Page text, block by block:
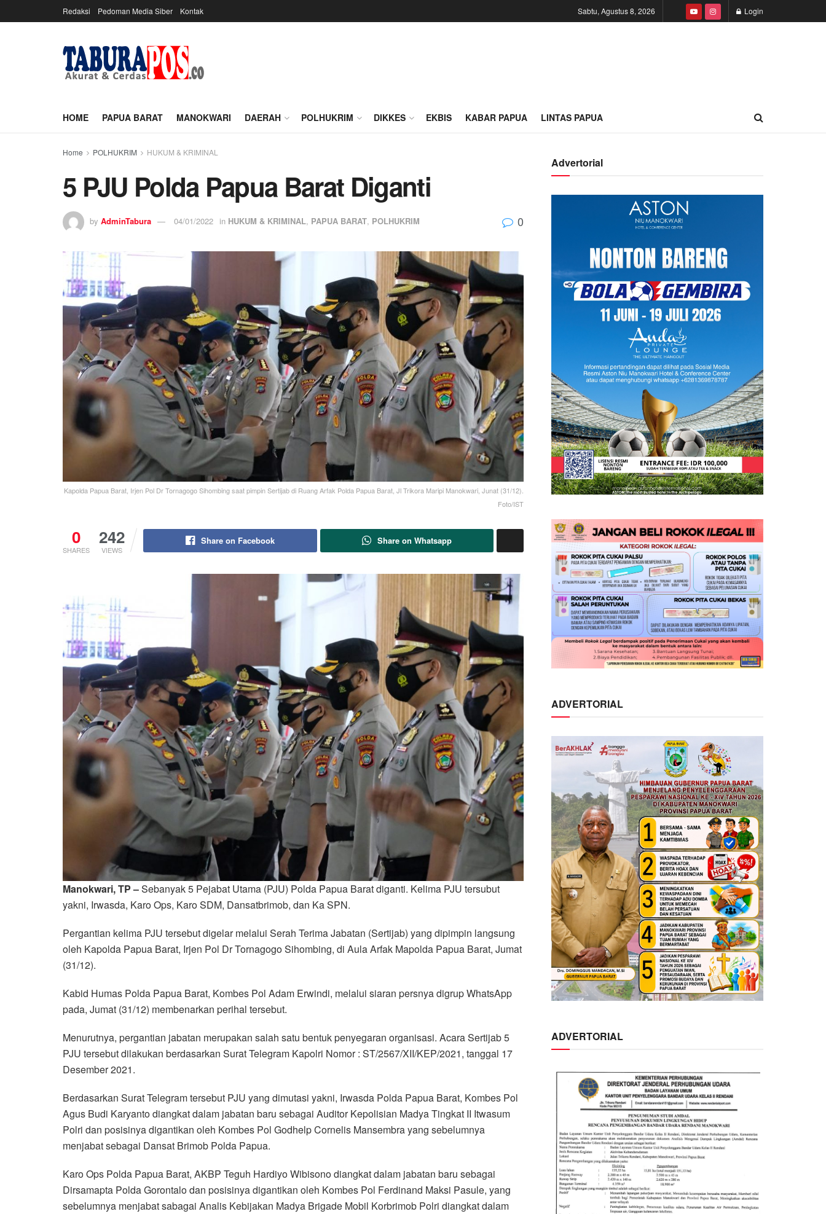
Redaksi Pedoman Media Siber Kontak Sabtu, Agustus 8, 2026 Login
HOME PAPUA BARAT MANOKWARI DAERAH POLHUKRIM DIKKES EKBIS KABAR PAPUA LINTAS PAPUA
Home POLHUKRIM HUKUM & KRIMINAL
5 PJU Polda Papua Barat Diganti
by AdminTabura 04/01/2022 in HUKUM & KRIMINAL, PAPUA BARAT, POLHUKRIM 0
Kapolda Papua Barat, Irjen Pol Dr Tornagogo Sihombing saat pimpin Sertijab di Ruang Arfak Polda Papua Barat, Jl Trikora Maripi Manokwari, Junat (31/12).
Foto/IST
0
SHARES
242
VIEWS
Share on Facebook Share on Whatsapp
Manokwari, TP –Sebanyak 5 Pejabat Utama (PJU) Polda Papua Barat diganti. Kelima PJU tersubut
yakni, Irwasda, Karo Ops, Karo SDM, Dansatbrimob, dan Ka SPN.
Pergantian kelima PJU tersebut digelar melalui Serah Terima Jabatan (Sertijab) yang dipimpin langsung
oleh Kapolda Papua Barat, Irjen Pol Dr Tornagogo Sihombing, di Aula Arfak Mapolda Papua Barat, Jumat
(31/12).
Kabid Humas Polda Papua Barat, Kombes Pol Adam Erwindi, melalui siaran persnya digrup WhatsApp
pada, Jumat (31/12) membenarkan perihal tersebut.
Menurutnya, pergantian jabatan merupakan salah satu bentuk penyegaran organisasi. Acara Sertijab 5
PJU tersebut dilakukan berdasarkan Surat Telegram Kapolri Nomor : ST/2567/XII/KEP/2021, tanggal 17
Desember 2021.
Berdasarkan Surat Telegram tersebut PJU yang dimutasi yakni, Irwasda Polda Papua Barat, Kombes Pol
Agus Budi Karyanto diangkat dalam jabatan baru sebagai Auditor Kepolisian Madya Tingkat II Itwasum
Polri dan posisinya digantikan oleh Kombes Pol Godhelp Cornelis Mansembra yang sebelumnya
menjabat sebagai Dansat Brimob Polda Papua.
Karo Ops Polda Papua Barat, AKBP Teguh Hardiyo Wibisono diangkat dalam jabatan baru sebagai
Dirsamapta Polda Gorontalo dan posisinya digantikan oleh Kombes Pol Ferdinand Maksi Pasule, yang
sebelumnya menjabat sabagai Analis Kebijakan Madya Brigade Mobil Korbrimob Polri diangkat dalam
Advertorial
ADVERTORIAL
ADVERTORIAL